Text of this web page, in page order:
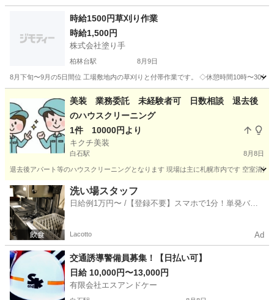
時給1500円草刈り作業
時給1,500円
株式会社塗り手
柏林台駅 8月9日
8月下旬〜9月の5日間位 工場敷地内の草刈りと付帯作業です。 ◇休憩時間10時〜30
柏林台駅 その他 ヤッケ
美装 業務委託 未経験者可 日数相談 退去後
のハウスクリーニング
1件 10000円より
キクチ美装
白石駅 8月8日
退去後アパート等のハウスクリーニングとなります 現場は主に札幌市内で
北海道 札幌市 白石駅 清掃
洗い場スタッフ
日給例1万円〜 /【登録不要】スマホで1分！単発バイ
Lacotto Ad
交通誘導警備員募集！【日払い可】
日給 10,000円〜13,000円
有限会社エスアンドケー